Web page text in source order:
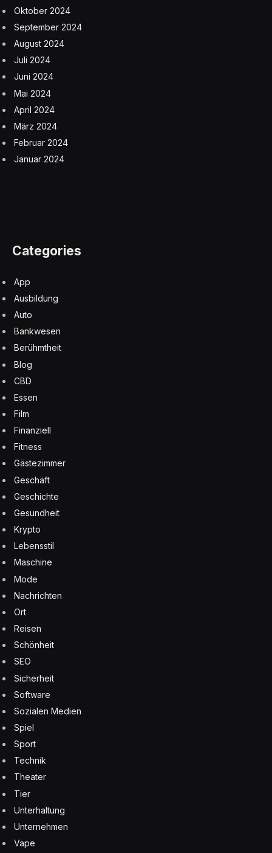
Oktober 2024
September 2024
August 2024
Juli 2024
Juni 2024
Mai 2024
April 2024
März 2024
Februar 2024
Januar 2024
Categories
App
Ausbildung
Auto
Bankwesen
Berühmtheit
Blog
CBD
Essen
Film
Finanziell
Fitness
Gästezimmer
Geschäft
Geschichte
Gesundheit
Krypto
Lebensstil
Maschine
Mode
Nachrichten
Ort
Reisen
Schönheit
SEO
Sicherheit
Software
Sozialen Medien
Spiel
Sport
Technik
Theater
Tier
Unterhaltung
Unternehmen
Vape